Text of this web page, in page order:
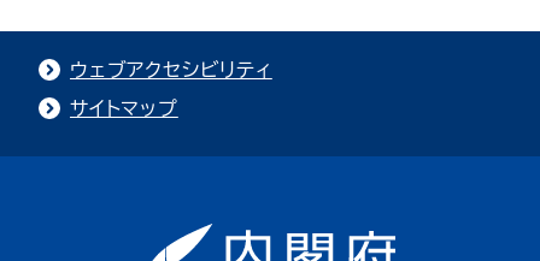
ウェブアクセシビリティ
サイトマップ